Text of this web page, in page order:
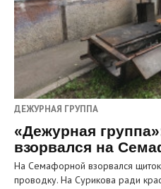
ДЕЖУРНАЯ ГРУППА
«Дежурная
взорвался на
На Семафорной взорвался
проводку. На Сурикова ради